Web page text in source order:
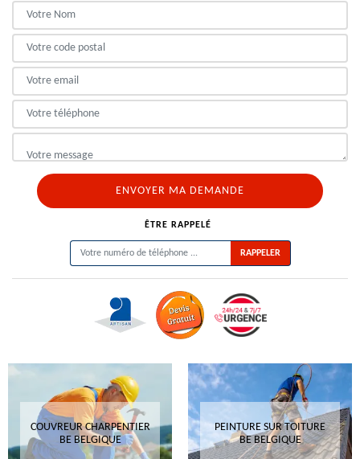
ÊTRE RAPPELÉ
COUVREUR CHARPENTIER
BE BELGIQUE
PEINTURE SUR TOITURE
BE BELGIQUE